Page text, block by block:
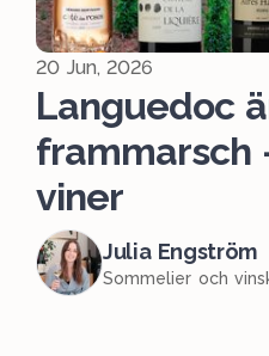
20 Jun, 2026
Languedoc
frammarsch
viner
Julia Engström
Sommelier och